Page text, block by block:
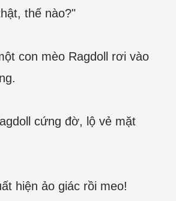
thế nào?"
con mèo Ragdoll rơi vào
cứng đờ, lộ vẻ mặt
hiện ảo giác rồi meo!